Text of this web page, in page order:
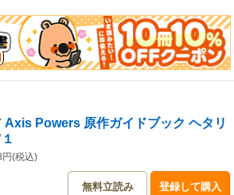
Axis Powers 原作ガイドブック ヘタリ
(税込)
無料立読み 登録して購入